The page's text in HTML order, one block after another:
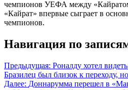
чемпионов УЕФА между
«Кайрат» впервые сыграет в
чемпионов.
Навигация по
Предыдущая: Роналду хотел
Бразилец был близок к переходу,
Далее: Доннарумма перешел в